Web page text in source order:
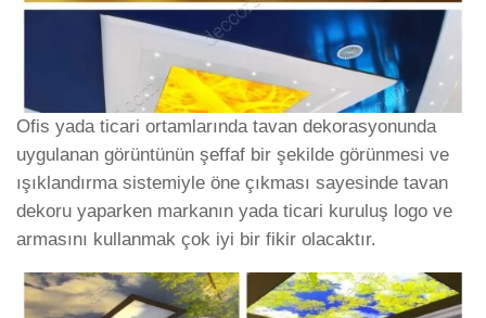
Ofis yada ticari ortamlarında tavan dekorasyonunda
uygulanan görüntünün şeffaf bir şekilde görünmesi ve
ışıklandırma sistemiyle öne çıkması sayesinde tavan
dekoru yaparken markanın yada ticari kuruluş logo ve
armasını kullanmak çok iyi bir fikir olacaktır.